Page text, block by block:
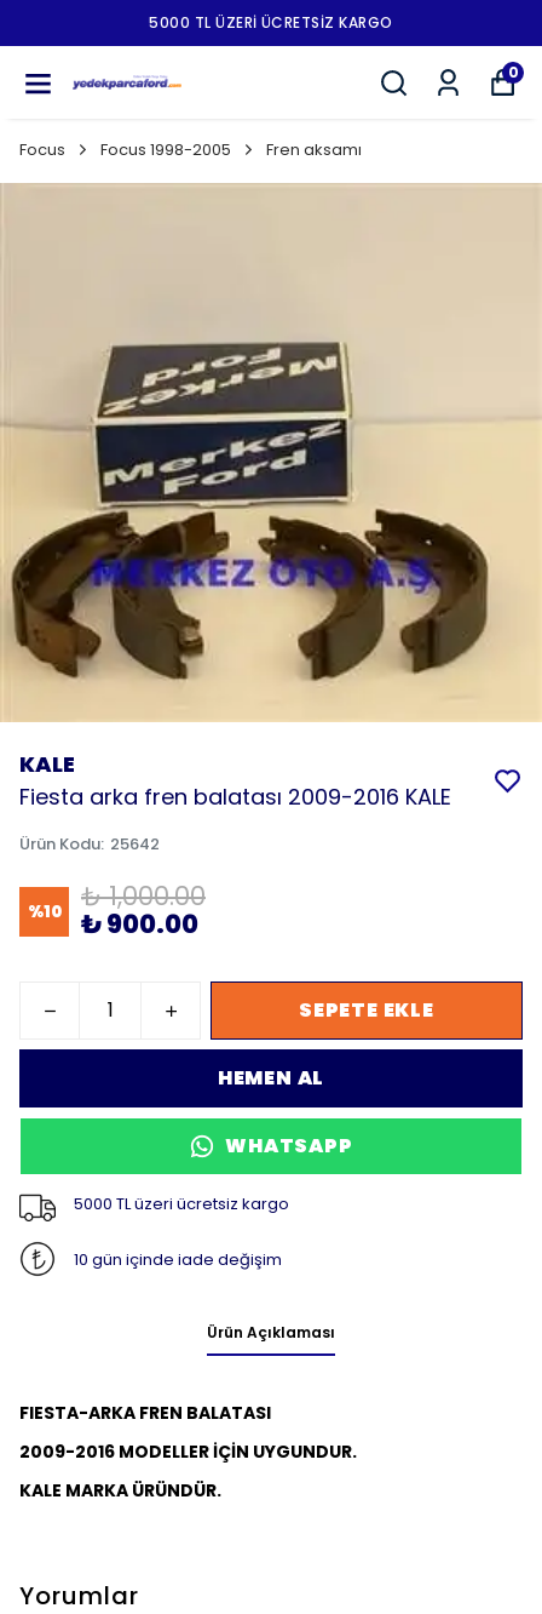
5000 TL ÜZERI ÜCRETSIZ KARGO
0
Focus Focus 1998-2005 Fren aksamı
KALE
Fiesta arka fren balatası 2009-2016 KALE
Ürün Kodu: 25642
%10 ₺ 1,000.00
₺ 900.00
SEPETE EKLE
HEMEN AL
WHATSAPP
5000 TL üzeri ücretsiz kargo
10 gün içinde iade değişim
Ürün Açıklaması
FIESTA-ARKA FREN BALATASI
2009-2016 MODELLER İÇİN UYGUNDUR.
KALE MARKA ÜRÜNDÜR.
Yorumlar